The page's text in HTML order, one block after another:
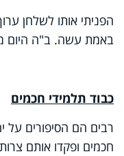
הפניתי אותו לשלחן
באמת עשה. ב"ה היום
כבוד תלמידי חכמים
רבים הם הסיפורים על
חכמים ופקדו אותם